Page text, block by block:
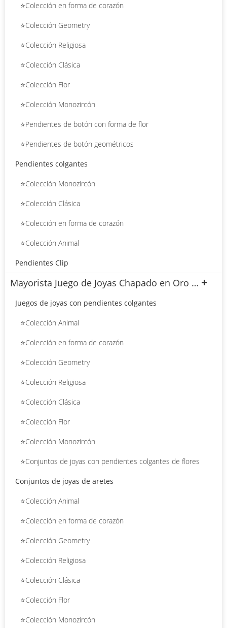
⭐Colección en forma de corazón
⭐Colección Geometry
⭐Colección Religiosa
⭐Colección Clásica
⭐Colección Flor
⭐Colección Monozircón
⭐Pendientes de botón con forma de flor
⭐Pendientes de botón geométricos
Pendientes colgantes
⭐Colección Monozircón
⭐Colección Clásica
⭐Colección en forma de corazón
⭐Colección Animal
Pendientes Clip
Mayorista Juego de Joyas Chapado en Oro 18k
Juegos de joyas con pendientes colgantes
⭐Colección Animal
⭐Colección en forma de corazón
⭐Colección Geometry
⭐Colección Religiosa
⭐Colección Clásica
⭐Colección Flor
⭐Colección Monozircón
⭐Conjuntos de joyas con pendientes colgantes de flores
Conjuntos de joyas de aretes
⭐Colección Animal
⭐Colección en forma de corazón
⭐Colección Geometry
⭐Colección Religiosa
⭐Colección Clásica
⭐Colección Flor
⭐Colección Monozircón